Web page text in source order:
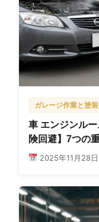
ガレージ作業と塗装
車 エンジンル
険回避】7つの
2025年11月28日